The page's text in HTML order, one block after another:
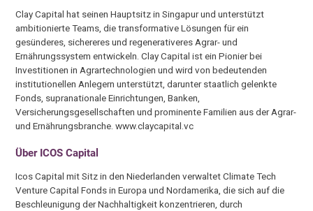
Clay Capital hat seinen Hauptsitz in Singapur und unterstützt
ambitionierte Teams, die transformative Lösungen für ein
gesünderes, sichereres und regenerativeres Agrar- und
Ernährungssystem entwickeln. Clay Capital ist ein Pionier bei
Investitionen in Agrartechnologien und wird von bedeutenden
institutionellen Anlegern unterstützt, darunter staatlich gelenkte
Fonds, supranationale Einrichtungen, Banken,
Versicherungsgesellschaften und prominente Familien aus der Agrar-
und Ernährungsbranche. www.claycapital.vc
Über ICOS Capital
Icos Capital mit Sitz in den Niederlanden verwaltet Climate Tech
Venture Capital Fonds in Europa und Nordamerika, die sich auf die
Beschleunigung der Nachhaltigkeit konzentrieren, durch